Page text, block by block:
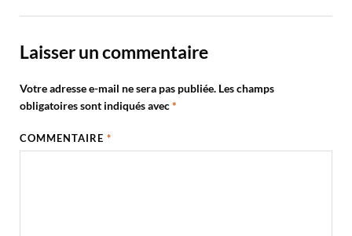
Laisser un commentaire
Votre adresse e-mail ne sera pas publiée. Les champs
obligatoires sont indiqués avec*
COMMENTAIRE*